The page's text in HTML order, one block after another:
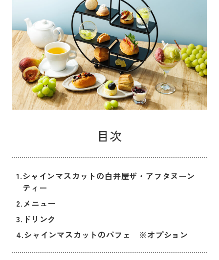
目次
1.シャインマスカットの白井屋ザ・アフタヌーン
ティー
2.メニュー
3. ドリンク
4.シャインマスカットのパフェ ※オプション